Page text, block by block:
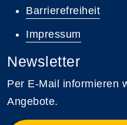
Barrierefreiheit
Impressum
Newsletter
Per E-Mail informieren
Angebote.